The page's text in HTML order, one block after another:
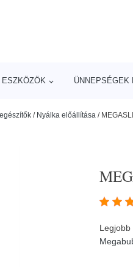
ÜNNEPSÉGEK
/ Nyálka előállítása /